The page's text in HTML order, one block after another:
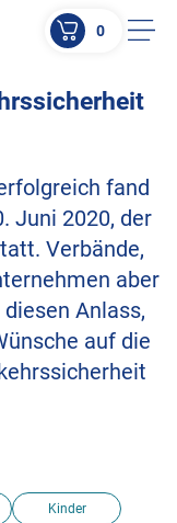
0
fand
Juni 2020, der
Verbände,
aber
Anlass,
auf die
Kinder